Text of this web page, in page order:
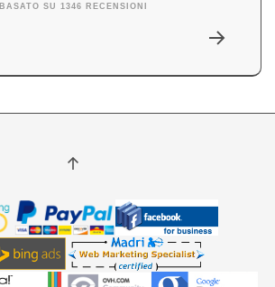
BASATO SU 1346 RECENSIONI